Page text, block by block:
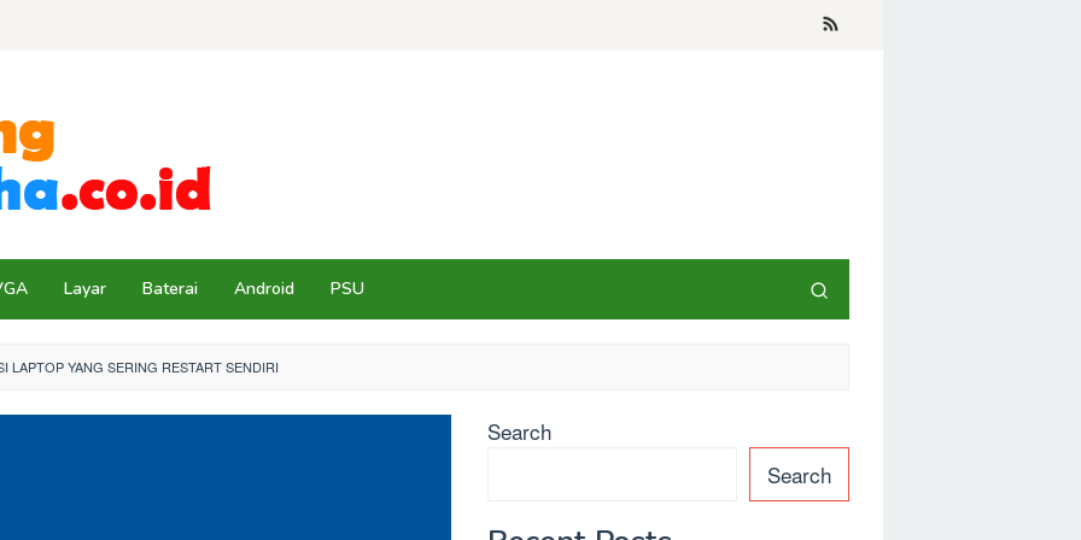
Layar Baterai Android PSU
LAPTOP YANG SERING RESTART SENDIRI
Search
Search